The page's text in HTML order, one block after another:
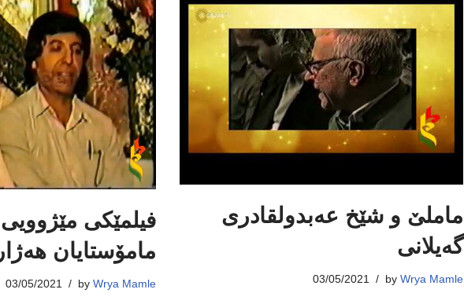
ماملێ و شێخ عەبدولقادری
گەیلانی
by Wrya Mamle
03/05/2021
فیلمێکی
مامۆستایان
by Wrya Mamle
03/05/2021